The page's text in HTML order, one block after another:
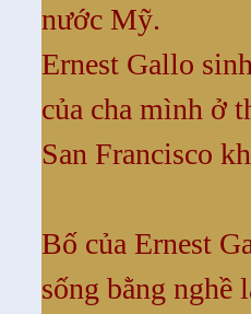
nước Mỹ.
Ernest Gallo
của cha mình ở
San Francisco
Bố của Ernest
sống bằng nghề